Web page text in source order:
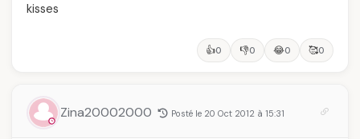
kisses
👍0 👎0 😂0 🥰0
Zina20002000 Posté le 20 Oct 2012 à 15:31